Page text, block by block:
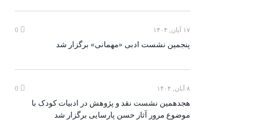
۱۷ آبان, ۱۴۰۴
پنجمین نشست ادبی «مهمانی» برگزار شد
۸ آبان, ۱۴۰۴
هجدهمین نشست نقد و پژوهش در ادبیات کودک با
موضوع مرور آثار حسن پارسایی برگزار شد